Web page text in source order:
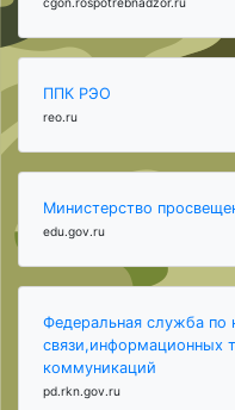
ППК РЭО
reo.ru
Министерство
edu.gov.ru
Федеральная служба по
связи,информационных
коммуникаций
pd.rkn.gov.ru